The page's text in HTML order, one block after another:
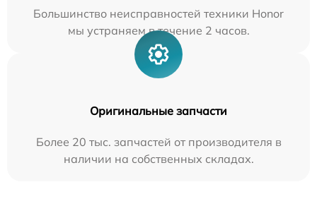
Большинство неисправностей техники Honor
мы устраняем в течение 2 часов.
Оригинальные запчасти
Более 20 тыс. запчастей от производителя в
наличии на собственных складах.